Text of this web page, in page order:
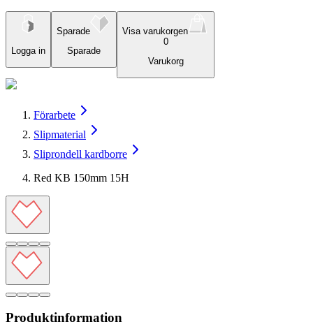
Logga in
Sparade
Sparade
Visa varukorgen
0
Varukorg
Förarbete
Slipmaterial
Sliprondell kardborre
Red KB 150mm 15H
Produktinformation